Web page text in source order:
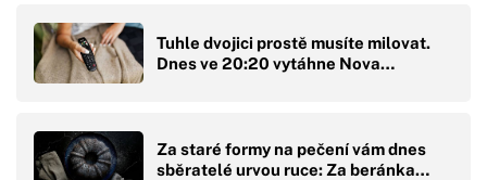
Tuhle dvojici prostě musíte milovat.
Dnes ve 20:20 vytáhne Nova…
Za staré formy na pečení vám dnes
sběratelé urvou ruce: Za beránka…